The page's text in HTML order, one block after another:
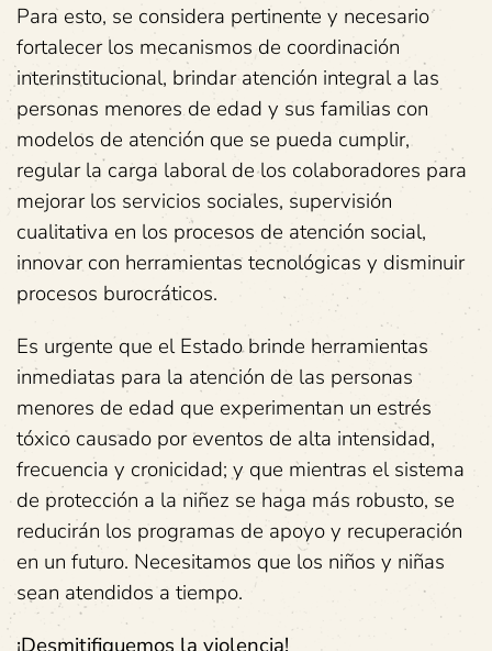
Para esto, se considera pertinente y necesario
fortalecer los mecanismos de coordinación
interinstitucional, brindar atención integral a las
personas menores de edad y sus familias con
modelos de atención que se pueda cumplir,
regular la carga laboral de los colaboradores para
mejorar los servicios sociales, supervisión
cualitativa en los procesos de atención social,
innovar con herramientas tecnológicas y disminuir
procesos burocráticos.
Es urgente que el Estado brinde herramientas
inmediatas para la atención de las personas
menores de edad que experimentan un estrés
tóxico causado por eventos de alta intensidad,
frecuencia y cronicidad; y que mientras el sistema
de protección a la niñez se haga más robusto, se
reducirán los programas de apoyo y recuperación
en un futuro. Necesitamos que los niños y niñas
sean atendidos a tiempo.
¡Desmitifiquemos la violencia!